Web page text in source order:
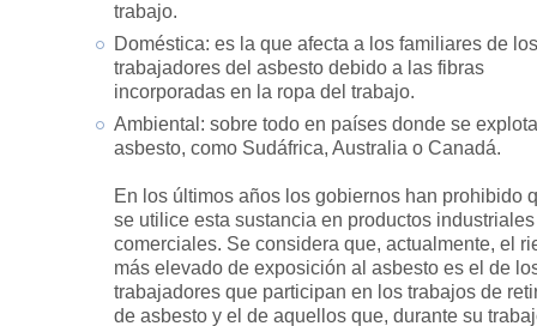
trabajo.
Doméstica: es la que afecta a los familiares de los
trabajadores del asbesto debido a las fibras
incorporadas en la ropa del trabajo.
Ambiental: sobre todo en países donde se
asbesto, como Sudáfrica, Australia o Canadá.
En los últimos años los gobiernos han prohibido
se utilice esta sustancia en productos
comerciales. Se considera que, actualmente, el
más elevado de exposición al asbesto es el de
trabajadores que participan en los trabajos de
de asbesto y el de aquellos que, durante su